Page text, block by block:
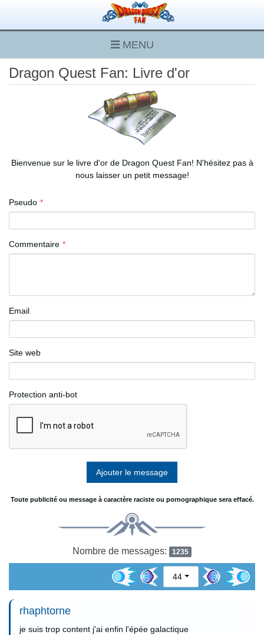
MENU
Dragon Quest Fan: Livre d'or
Bienvenue sur le livre d'or de Dragon Quest Fan! N'hésitez pas à
nous laisser un petit message!
Pseudo
Commentaire
Email
Site web
Protection anti-bot
Toute publicité ou message à caractère raciste ou pornographique sera effacé.
Nombre de messages: 1235
44
rhaphtorne
je suis trop content j'ai enfin l'épée galactique